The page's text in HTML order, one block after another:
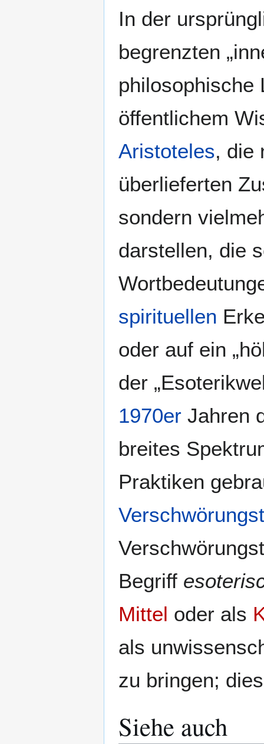
In der
begrenzten
öffentlichem
Aristoteles, die
überlieferten
sondern
darstellen, die
spirituellen
oder auf ein
der
1970er Jahren
breites
Praktiken
Begriff
Mittel oder als
als
zu bringen;
Siehe auch